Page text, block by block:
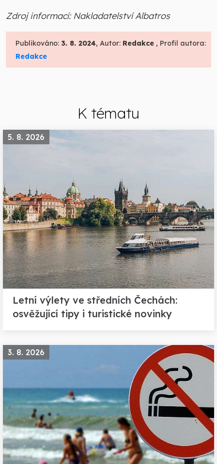
Zdroj informací: Nakladatelství Albatros
Publikováno: 3. 8. 2024, Autor: Redakce , Profil autora:
Redakce
K tématu
5. 8. 2026
Letní výlety ve středních Čechách:
osvěžující tipy i turistické novinky
3. 8. 2026